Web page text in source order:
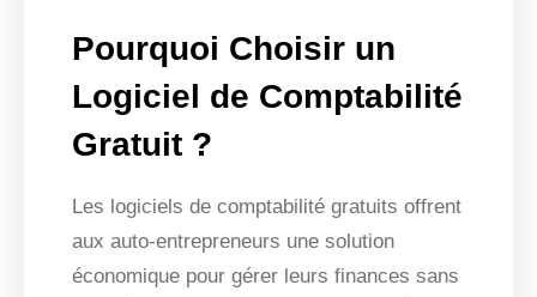
Pourquoi Choisir un
Logiciel de Comptabilité
Gratuit ?
Les logiciels de comptabilité gratuits offrent
aux auto-entrepreneurs une solution
économique pour gérer leurs finances sans